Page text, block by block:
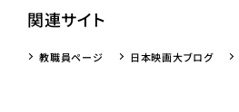
関連サイト
教職員ページ 日本映画大ブログ